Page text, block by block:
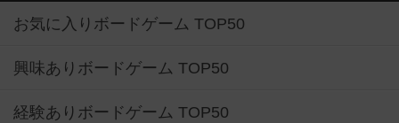
お気に入りボードゲーム TOP50
興味ありボードゲーム TOP50
経験ありボードゲーム TOP50